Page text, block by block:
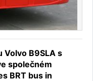
Volvo B9SLA s
společném
BRT bus in